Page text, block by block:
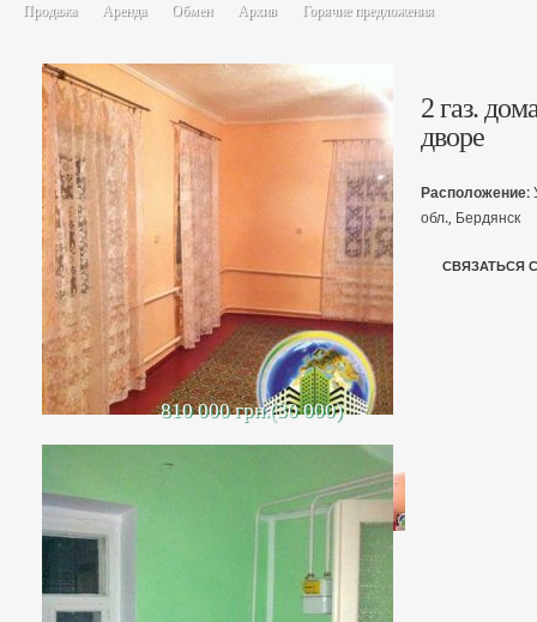
Продажа Аренда Обмен Архив Горячие предложения
810 000 грн.(30 000)
2 газ.
дворе
Расположение:
обл., Бердянск
СВЯЗАТЬСЯ